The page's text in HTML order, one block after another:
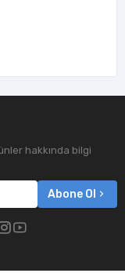
hakkında bilgi
Abone Ol